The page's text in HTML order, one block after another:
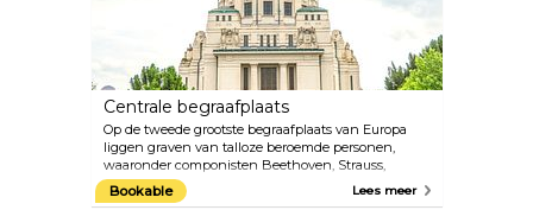
bovenste verdieping van het geluidsmuseum biedt
het restaurant Huth heerlijke Oostenrijkse
gerechten met een prachtig uitzicht over de daken
van Wenen.
Centrale begraafplaats
Op de tweede grootste begraafplaats van Europa
liggen graven van talloze beroemde personen,
waaronder componisten Beethoven, Strauss,
Mozart en Salieri. De begraafplaats met meerdere
denominaties vertegenwoordigt een uniek
Bookable Lees meer